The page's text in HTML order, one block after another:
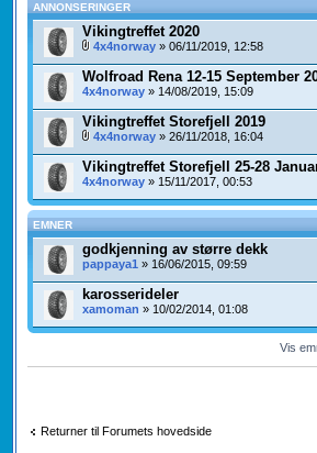
ANNONSERINGER
Vikingtreffet 2020
4x4norway» 06/11/2019, 12:58
Wolfroad Rena 12-15 September
4x4norway» 14/08/2019, 15:09
Vikingtreffet Storefjell 2019
4x4norway» 26/11/2018, 16:04
Vikingtreffet Storefjell 25-28
4x4norway» 15/11/2017, 00:53
EMNER
godkjenning av større dekk
pappaya1 » 16/06/2015, 09:59
karosserideler
xamoman » 10/02/2014, 01:08
Vis
Returner til Forumets hovedside